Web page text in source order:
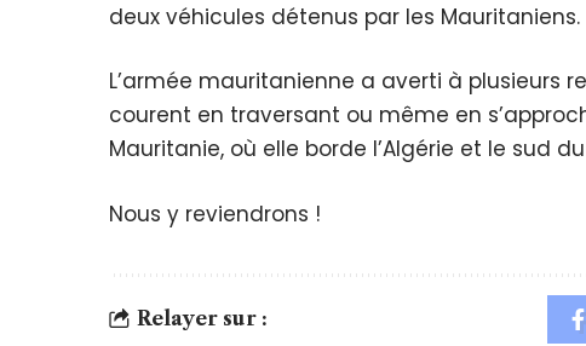
deux véhicules détenus par les Mauritaniens.
L’armée mauritanienne a averti à plusieurs
courent en traversant ou même en
Mauritanie, où elle borde l’Algérie et le sud
Nous y reviendrons !
Relayer sur :